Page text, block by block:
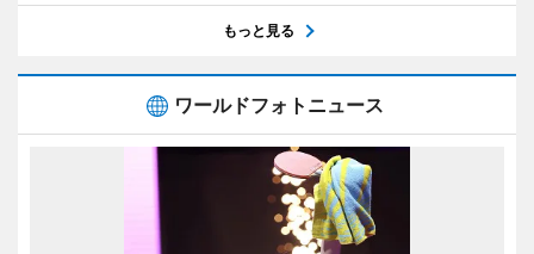
もっと見る
ワールドフォトニュース